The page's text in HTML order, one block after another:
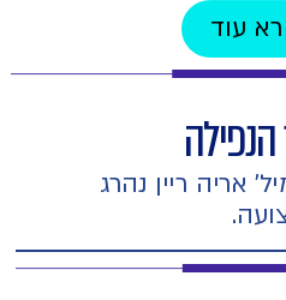
עוד
אריה ריין נהרג